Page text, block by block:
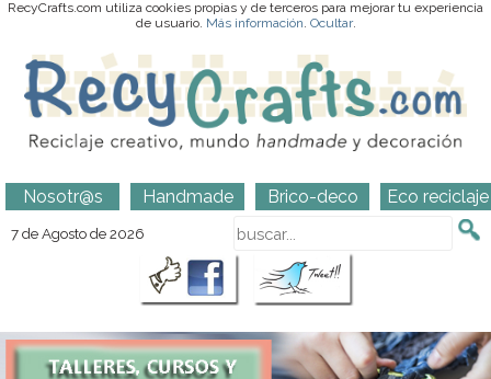
RecyCrafts.com utiliza cookies propias y de terceros para mejorar tu experiencia
de usuario. Más información. Ocultar.
Nosotr@s Handmade Brico-deco Eco reciclaje
7 de Agosto de 2026